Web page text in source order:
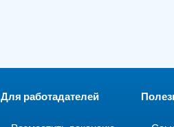
Для работадателей